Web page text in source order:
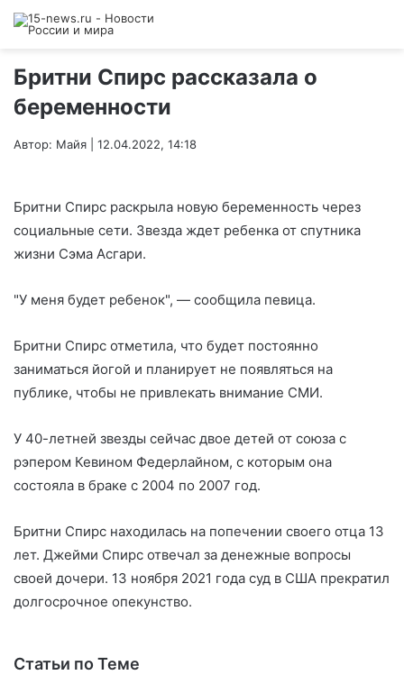
Бритни Спирс рассказала о
беременности
Автор: Майя | 12.04.2022, 14:18
Бритни Спирс раскрыла новую беременность через
социальные сети. Звезда ждет ребенка от спутника
жизни Сэма Асгари.
"У меня будет ребенок", — сообщила певица.
Бритни Спирс отметила, что будет постоянно
заниматься йогой и планирует не появляться на
публике, чтобы не привлекать внимание СМИ.
У 40-летней звезды сейчас двое детей от союза с
рэпером Кевином Федерлайном, с которым она
состояла в браке с 2004 по 2007 год.
Бритни Спирс находилась на попечении своего отца 13
лет. Джейми Спирс отвечал за денежные вопросы
своей дочери. 13 ноября 2021 года суд в США прекратил
долгосрочное опекунство.
Статьи по Теме